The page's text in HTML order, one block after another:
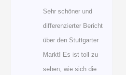
Sehr schöner und
differenzierter Bericht
über den Stuttgarter
Markt! Es ist toll zu
sehen, wie sich die